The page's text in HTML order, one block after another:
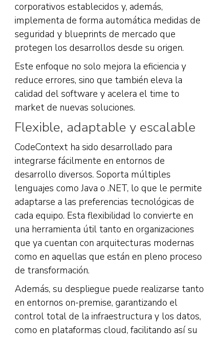
corporativos establecidos y, además,
implementa de forma automática medidas de
seguridad y blueprints de mercado que
protegen los desarrollos desde su origen.
Este enfoque no solo mejora la eficiencia y
reduce errores, sino que también eleva la
calidad del software y acelera el time to
market de nuevas soluciones.
Flexible, adaptable y escalable
CodeContext ha sido desarrollado para
integrarse fácilmente en entornos de
desarrollo diversos. Soporta múltiples
lenguajes como Java o .NET, lo que le permite
adaptarse a las preferencias tecnológicas de
cada equipo. Esta flexibilidad lo convierte en
una herramienta útil tanto en organizaciones
que ya cuentan con arquitecturas modernas
como en aquellas que están en pleno proceso
de transformación.
Además, su despliegue puede realizarse tanto
en entornos on-premise, garantizando el
control total de la infraestructura y los datos,
como en plataformas cloud, facilitando así su